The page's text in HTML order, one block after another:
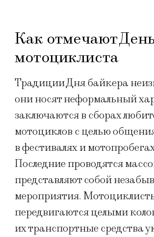
Как отмечают
мотоциклиста
Традиции Дня байкера
они носят неформальный
заключаются в сборах
мотоциклов с целью
в фестивалях и
Последние проводятся
представляют собой
мероприятия.
передвигаются целыми
их транспортные средства